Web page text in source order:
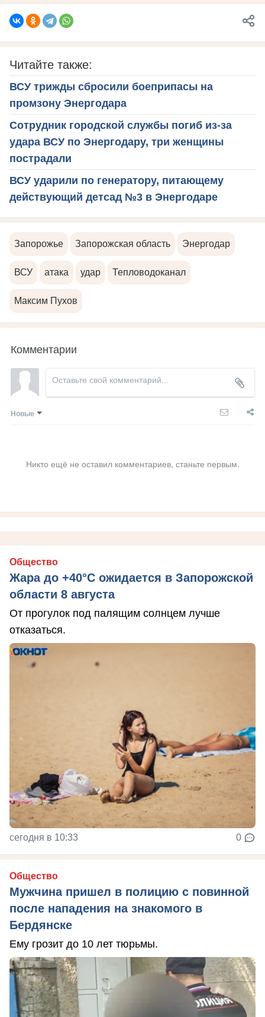
Читайте также:
ВСУ трижды сбросили боеприпасы на
промзону Энергодара
Сотрудник городской службы погиб из-за
удара ВСУ по Энергодару, три женщины
пострадали
ВСУ ударили по генератору, питающему
действующий детсад №3 в Энергодаре
Запорожье Запорожская область Энергодар
ВСУ атака удар Тепловодоканал
Максим Пухов
Комментарии
Новые
Никто ещё не оставил комментариев, станьте первым.
Общество
Жара до +40°С ожидается в Запорожской
области 8 августа
От прогулок под палящим солнцем лучше
отказаться.
сегодня в 10:33 0
Общество
Мужчина пришел в полицию с повинной
после нападения на знакомого в
Бердянске
Ему грозит до 10 лет тюрьмы.